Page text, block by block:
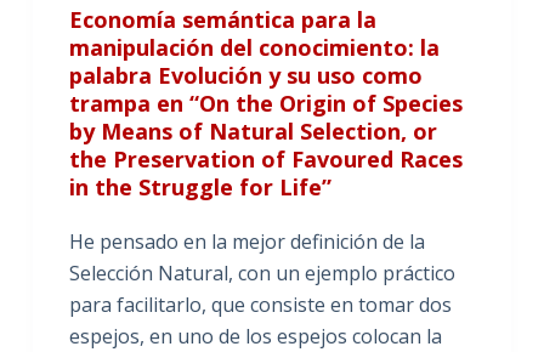
Economía semántica para la
manipulación del conocimiento: la
palabra Evolución y su uso como
trampa en “On the Origin of Species
by Means of Natural Selection, or
the Preservation of Favoured Races
in the Struggle for Life”
He pensado en la mejor definición de la
Selección Natural, con un ejemplo práctico
para facilitarlo, que consiste en tomar dos
espejos, en uno de los espejos colocan la